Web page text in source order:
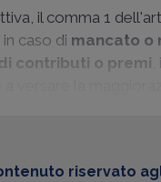
il comma 1
caso di mancato o
contributi o premi
riservato